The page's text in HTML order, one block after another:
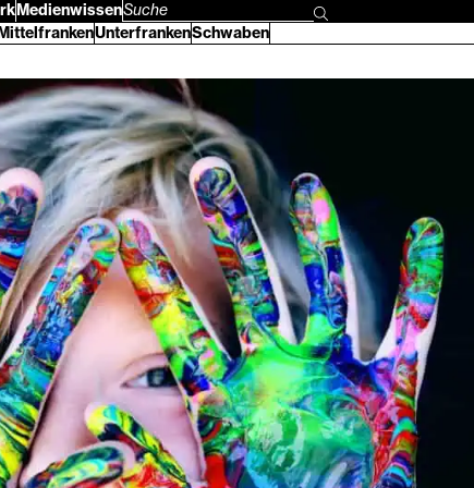
Medienwissen
Suchbegriff
eingeben
UnterfrankenSchwaben